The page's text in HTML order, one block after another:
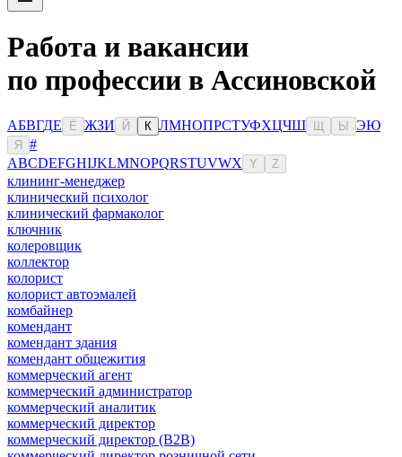
Работа и вакансии
по профессии в Ассиновской
АБВГДЕ Ё ЖЗИ Й К ЛМНОПРСТУФХЦЧШ Ы ЭЮ
Я
#
ABCDEFGHIJKLMNOPQRSTUVWX Y Z
клининг-менеджер
клинический психолог
клинический фармаколог
ключник
колеровщик
коллектор
колорист
колорист автоэмалей
комбайнер
комендант
комендант здания
комендант общежития
коммерческий агент
коммерческий администратор
коммерческий аналитик
коммерческий директор
коммерческий директор (B2B)